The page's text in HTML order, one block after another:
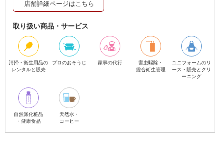
店舗詳細ページはこちら
取り扱い商品・サービス
清掃・衛生用品の
レンタルと販売
プロのおそうじ 家事の代行
害虫駆除・
総合衛生管理
ユニフォームのリ
ース・販売とクリ
ーニング
自然派化粧品
・健康食品
天然水・
コーヒー